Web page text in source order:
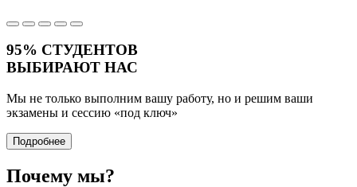
95% СТУДЕНТОВ
ВЫБИРАЮТ НАС
Мы не только выполним вашу работу, но и решим ваши
экзамены и сессию «под ключ»
Подробнее
Почему мы?